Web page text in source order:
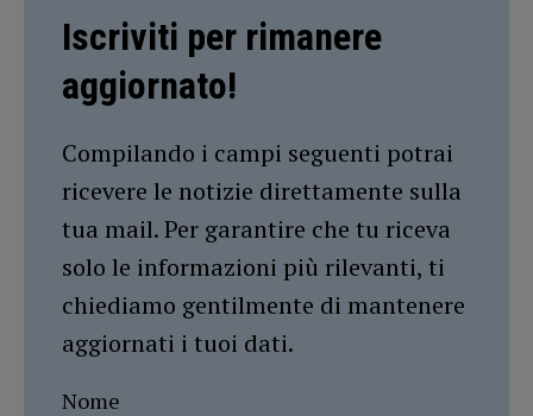
Iscriviti per rimanere
aggiornato!
Compilando i campi seguenti potrai
ricevere le notizie direttamente sulla
tua mail. Per garantire che tu riceva
solo le informazioni più rilevanti, ti
chiediamo gentilmente di mantenere
aggiornati i tuoi dati.
Nome